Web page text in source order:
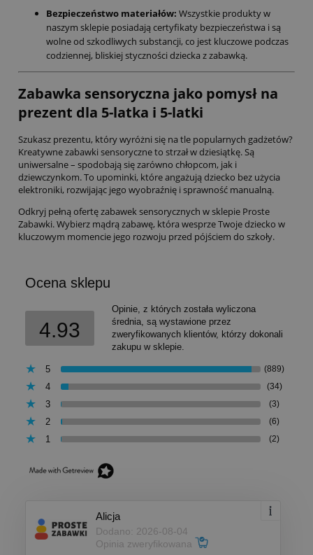
Bezpieczeństwo materiałów: Wszystkie produkty w
naszym sklepie posiadają certyfikaty bezpieczeństwa i są
wolne od szkodliwych substancji, co jest kluczowe podczas
codziennej, bliskiej styczności dziecka z zabawką.
Zabawka sensoryczna jako pomysł na
prezent dla 5-latka i 5-latki
Szukasz prezentu, który wyróżni się na tle popularnych gadżetów?
Kreatywne zabawki sensoryczne to strzał w dziesiątkę. Są
uniwersalne – spodobają się zarówno chłopcom, jak i
dziewczynkom. To upominki, które angażują dziecko bez użycia
elektroniki, rozwijając jego wyobraźnię i sprawność manualną.
Odkryj pełną ofertę zabawek sensorycznych w sklepie Proste
Zabawki. Wybierz mądrą zabawę, która wesprze Twoje dziecko w
kluczowym momencie jego rozwoju przed pójściem do szkoły.
Ocena sklepu
4.93
Opinie, z których została wyliczona
średnia, są wystawione przez
zweryfikowanych klientów, którzy dokonali
zakupu w sklepie.
5 (889)
4 (34)
3 (3)
2 (6)
1 (2)
Alicja
Dodano: 2026-08-04
Opinia zweryfikowana